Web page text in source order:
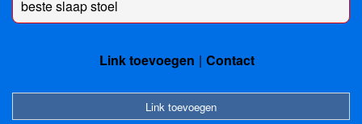
beste slaap stoel
Link toevoegen Contact
Link toevoegen